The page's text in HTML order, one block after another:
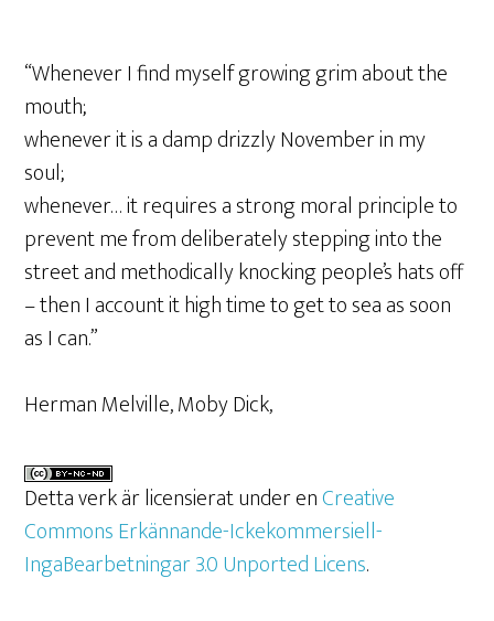
“Whenever I find myself growing grim about the
mouth;
whenever it is a damp drizzly November in my
soul;
whenever… it requires a strong moral principle to
prevent me from deliberately stepping into the
street and methodically knocking people’s hats off
– then I account it high time to get to sea as soon
as I can.”
Herman Melville, Moby Dick,
Detta verk är licensierat under enCreative
Commons Erkännande-Ickekommersiell-
IngaBearbetningar 3.0 Unported Licens.